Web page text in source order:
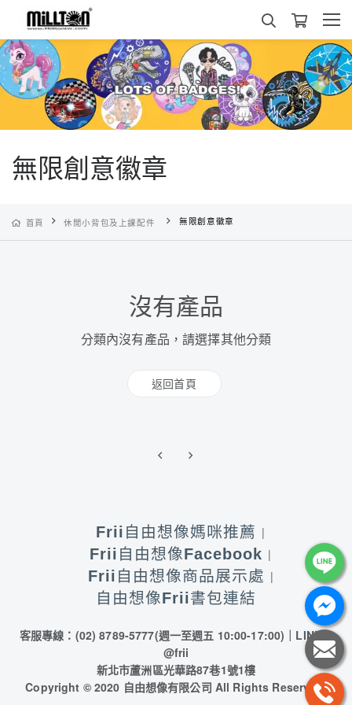
無限創意徽章
首頁 休閒小背包及上課配件 無限創意徽章
沒有產品
分類內沒有產品，請選擇其他分類
返回首頁
Frii自由想像媽咪推薦
Frii自由想像Facebook
Frii自由想像商品展示處
自由想像Frii書包連結
客服專線：(02) 8789-5777(週一至週五 10:00-17:00) ｜LINE：
@frii
新北市蘆洲區光華路87巷1號1樓
Copyright © 2020 自由想像有限公司 All Rights Reserved.